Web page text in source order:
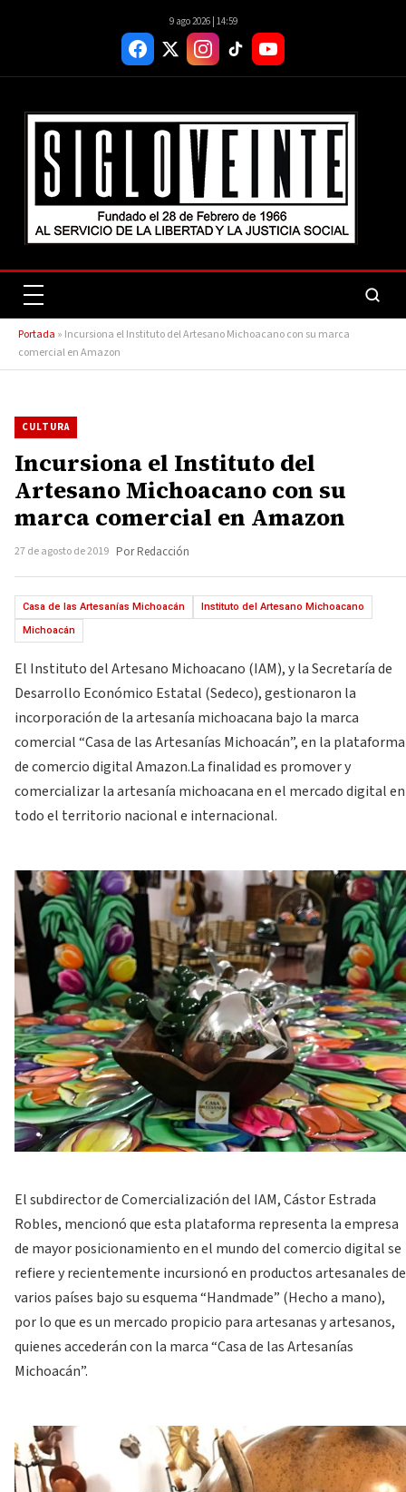
9 ago 2026 | 14:59
Portada » Incursiona el Instituto del Artesano Michoacano con su marca
comercial en Amazon
CULTURA
Incursiona el Instituto del
Artesano Michoacano con su
marca comercial en Amazon
27 de agosto de 2019 Por Redacción
Casa de las Artesanías Michoacán
Instituto del Artesano Michoacano
Michoacán
El Instituto del Artesano Michoacano (IAM), y la Secretaría de
Desarrollo Económico Estatal (Sedeco), gestionaron la
incorporación de la artesanía michoacana bajo la marca
comercial “Casa de las Artesanías Michoacán”, en la plataforma
de comercio digital Amazon.La finalidad es promover y
comercializar la artesanía michoacana en el mercado digital en
todo el territorio nacional e internacional.
El subdirector de Comercialización del IAM, Cástor Estrada
Robles, mencionó que esta plataforma representa la empresa
de mayor posicionamiento en el mundo del comercio digital se
refiere y recientemente incursionó en productos artesanales de
varios países bajo su esquema “Handmade” (Hecho a mano),
por lo que es un mercado propicio para artesanas y artesanos,
quienes accederán con la marca “Casa de las Artesanías
Michoacán”.